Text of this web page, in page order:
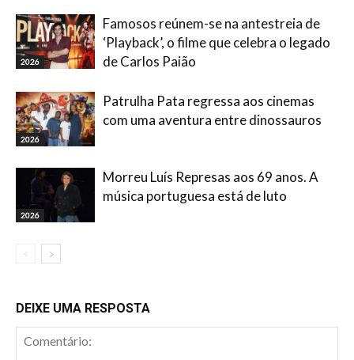
2026
Famosos reúnem-se na antestreia de
‘Playback’, o filme que celebra o legado
de Carlos Paião
2026
Patrulha Pata regressa aos cinemas
com uma aventura entre dinossauros
2026
Morreu Luís Represas aos 69 anos. A
música portuguesa está de luto
DEIXE UMA RESPOSTA